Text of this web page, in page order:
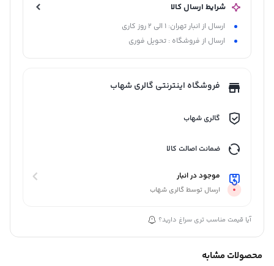
شرایط ارسال کالا
ارسال از انبار تهران: 1 الی 2 روز کاری
ارسال از فروشگاه : تحویل فوری
فروشگاه اینترنتی گالری شهاب
گالری شهاب
ضمانت اصالت کالا
موجود در انبار
ارسال توسط گالری شهاب
آیا قیمت مناسب تری سراغ دارید؟
محصولات مشابه